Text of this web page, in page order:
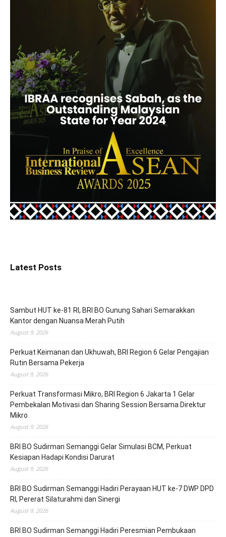
Latest Posts
Sambut HUT ke-81 RI, BRI BO Gunung Sahari Semarakkan
Kantor dengan Nuansa Merah Putih
August 9, 2026
Perkuat Keimanan dan Ukhuwah, BRI Region 6 Gelar Pengajian
Rutin Bersama Pekerja
August 9, 2026
Perkuat Transformasi Mikro, BRI Region 6 Jakarta 1 Gelar
Pembekalan Motivasi dan Sharing Session Bersama Direktur
Mikro
August 9, 2026
BRI BO Sudirman Semanggi Gelar Simulasi BCM, Perkuat
Kesiapan Hadapi Kondisi Darurat
August 9, 2026
BRI BO Sudirman Semanggi Hadiri Perayaan HUT ke-7 DWP DPD
RI, Pererat Silaturahmi dan Sinergi
August 9, 2026
BRI BO Sudirman Semanggi Hadiri Peresmian Pembukaan